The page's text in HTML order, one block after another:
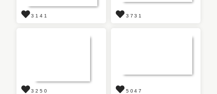
3141 3731
3250 5047